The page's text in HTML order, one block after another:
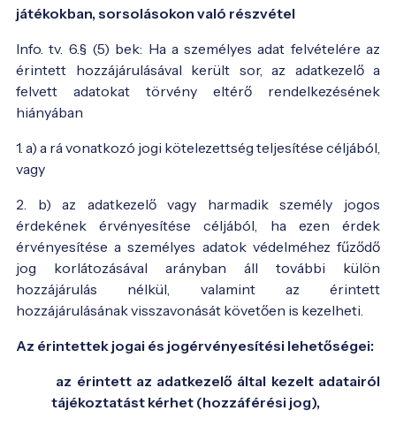
játékokban, sorsolásokon való részvétel
Info. tv. 6.§ (5) bek: Ha a személyes adat felvételére az
érintett hozzájárulásával került sor, az adatkezelő a
felvett adatokat törvény eltérő rendelkezésének
hiányában
1. a) a rá vonatkozó jogi kötelezettség teljesítése céljából,
vagy
2. b) az adatkezelő vagy harmadik személy jogos
érdekének érvényesítése céljából, ha ezen érdek
érvényesítése a személyes adatok védelméhez fűződő
jog korlátozásával arányban áll további külön
hozzájárulás nélkül, valamint az érintett
hozzájárulásának visszavonását követően is kezelheti.
Az érintettek jogai és jogérvényesítési lehetőségei:
az érintett az adatkezelő által kezelt adatairól
tájékoztatást kérhet (hozzáférési jog),